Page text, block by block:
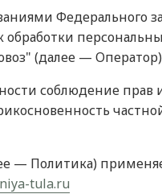
Федерального
обработки
(далее —
соблюдение прав
— Политика)
tula.ru